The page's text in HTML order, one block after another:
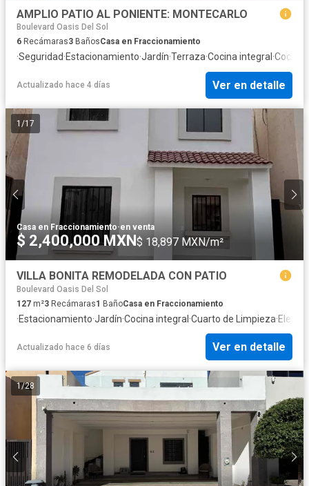
AMPLIO PATIO AL PONIENTE: MONTECARLO
Boulevard Oasis Del Sol
6 Recámaras3 BañosCasa en Fraccionamiento
·Seguridad·Estacionamiento·Jardín·Terraza·Cocina integral ·Cocina
Actualizado hace 4 días Ver en detalle
1 /17
Casa en Fraccionamiento·en venta
$ 2,400,000 MXN$ 18,897 MXN/m²
VILLA BONITA REMODELADA CON PATIO
Boulevard Oasis Del Sol
127 m²3 Recámaras1 BañoCasa en Fraccionamiento
·Estacionamiento·Jardín·Cocina integral ·Cuarto de Limpieza·
Actualizado hace 6 días Ver en detalle
1/28